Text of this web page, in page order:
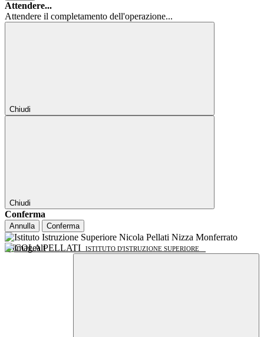
Attendere...
Attendere il completamento dell'operazione...
Chiudi
Chiudi
Conferma
Annulla Conferma
NICOLA PELLATI ISTITUTO D'ISTRUZIONE SUPERIORE